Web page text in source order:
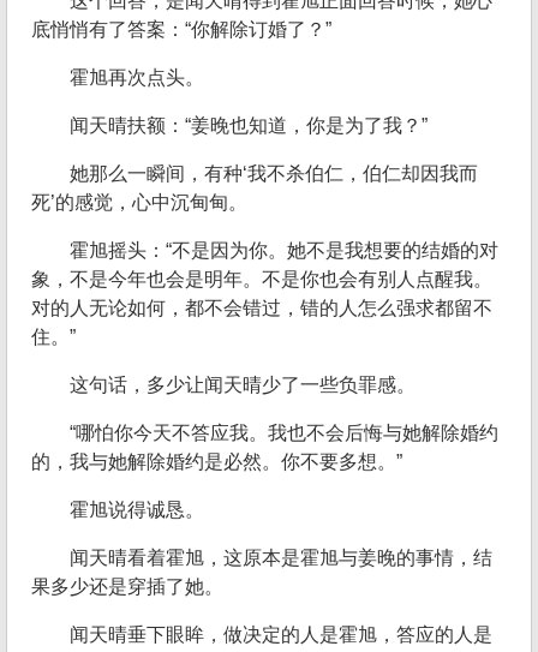
底悄悄有了答案：“你解除订婚了？”
霍旭再次点头。
闻天晴扶额：“姜晚也知道，你是为了我？”
她那么一瞬间，有种‘我不杀伯仁，伯仁却因我而
死’的感觉，心中沉甸甸。
霍旭摇头：“不是因为你。她不是我想要的结婚的对
象，不是今年也会是明年。不是你也会有别人点醒我。
对的人无论如何，都不会错过，错的人怎么强求都留不
住。”
这句话，多少让闻天晴少了一些负罪感。
“哪怕你今天不答应我。我也不会后悔与她解除婚约
的，我与她解除婚约是必然。你不要多想。”
霍旭说得诚恳。
闻天晴看着霍旭，这原本是霍旭与姜晚的事情，结
果多少还是穿插了她。
闻天晴垂下眼眸，做决定的人是霍旭，答应的人是